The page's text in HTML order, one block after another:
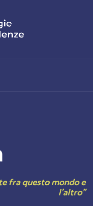
fra questo mondo e
l’altro"